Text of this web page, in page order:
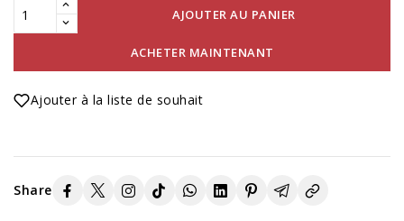
AJOUTER AU PANIER
ACHETER MAINTENANT
Ajouter à la liste de souhait
Share